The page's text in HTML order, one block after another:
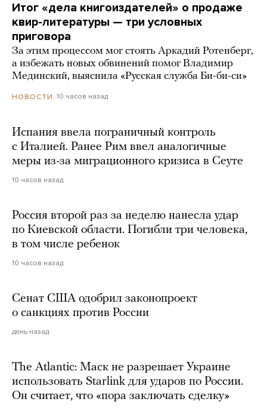
Итог «дела книгоиздателей» о продаже
квир-литературы — три условных
приговора
За этим процессом мог стоять Аркадий Ротенберг,
а избежать новых обвинений помог Владимир
Мединский, выяснила «Русская служба Би-би-си»
НОВОСТИ 10 часов назад
Испания ввела пограничный контроль
с Италией. Ранее Рим ввел аналогичные
меры из-за миграционного кризиса в Сеуте
10 часов назад
Россия второй раз за неделю нанесла удар
по Киевской области. Погибли три человека,
в том числе ребенок
10 часов назад
Сенат США одобрил законопроект
о санкциях против России
день назад
The Atlantic: Маск не разрешает Украине
использовать Starlink для ударов по России.
Он считает, что «пора заключать сделку»